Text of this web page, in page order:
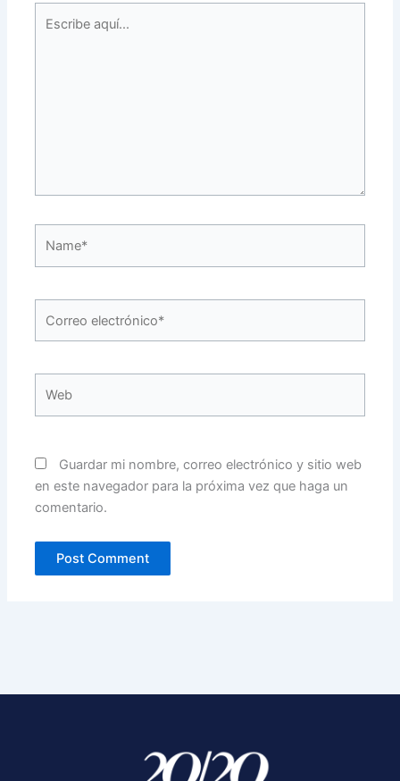
electrónico*
Guardar mi nombre, correo electrónico y sitio web
en este navegador para la próxima vez que haga un
comentario.